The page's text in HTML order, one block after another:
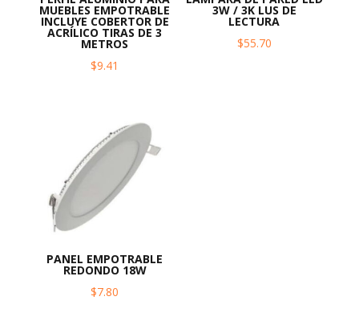
MUEBLES EMPOTRABLE
INCLUYE COBERTOR DE
ACRÍLICO TIRAS DE 3
METROS
$9.41
3W / 3K LUS DE
LECTURA
$55.70
PANEL EMPOTRABLE
REDONDO 18W
$7.80